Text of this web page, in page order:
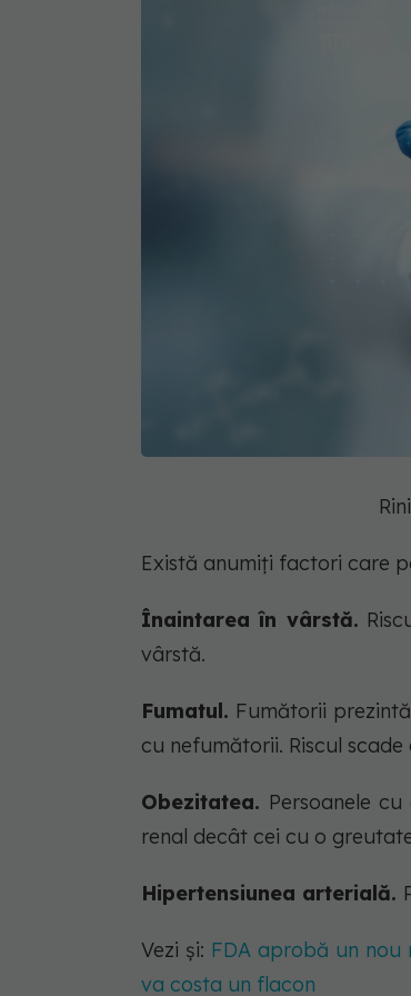
Există anumiți factori care
Înaintarea în vârstă.
vârstă.
Fumatul. Fumătorii
cu nefumătorii. Riscul
Obezitatea. Persoanele
renal decât cei cu o
Hipertensiunea arterială.
Vezi și: FDA aprobă un nou
va costa un flacon